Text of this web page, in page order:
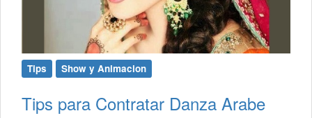
Tips Show y Animacion
Tips para Contratar Danza Arabe